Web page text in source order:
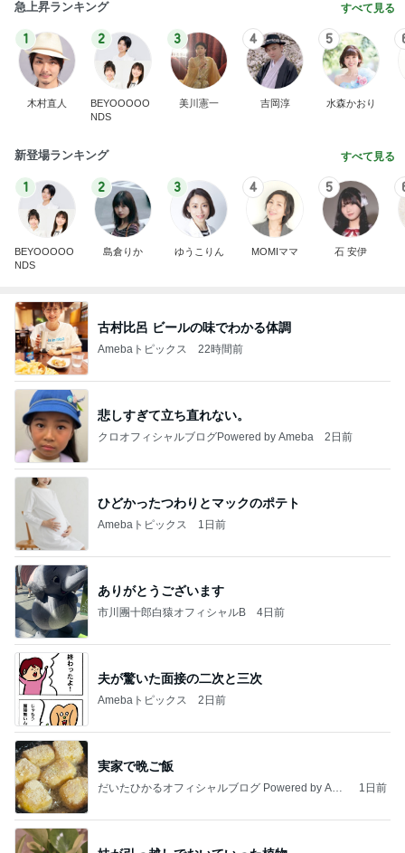
急上昇ランキング すべて見る
1
木村直人
2
BEYOOOOO
NDS
3
美川憲一
4
吉岡淳
5
水森かおり
新登場ランキング すべて見る
1
BEYOOOOO
NDS
2
島倉りか
3
ゆうこりん
4
MOMIママ
5
石 安伊
古村比呂 ビールの味でわかる体調
Amebaトピックス 22時間前
悲しすぎて立ち直れない。
クロオフィシャルブログPowered by Ameba 2日前
ひどかったつわりとマックのポテト
Amebaトピックス 1日前
ありがとうございます
市川團十郎白猿オフィシャルB 4日前
夫が驚いた面接の二次と三次
Amebaトピックス 2日前
実家で晩ご飯
だいたひかるオフィシャルブログ Powered by Ame
1日前